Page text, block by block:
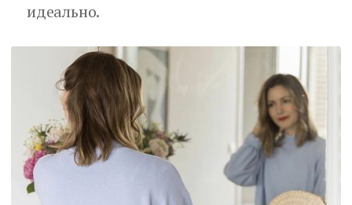
идеально.